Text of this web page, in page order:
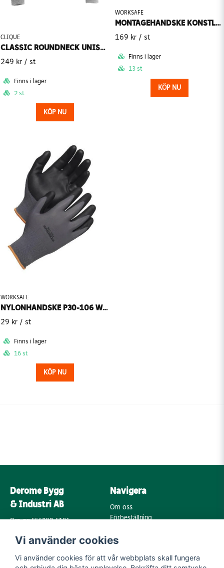
CLIQUE
CLASSIC ROUNDNECK UNISEX CLIQUE
249 kr / st
Finns i lager
2 st
KÖP NU
WORKSAFE
MONTAGEHANDSKE KONSTLÄDER M28 WORKSAFE
169 kr / st
Finns i lager
13 st
KÖP NU
WORKSAFE
NYLONHANDSKE P30-106 WORKSAFE
29 kr / st
Finns i lager
16 st
KÖP NU
Derome Bygg
& Industri AB
Org. nr: 556202-5196
43248 Varberg
Kontakta oss
Navigera
Om oss
Förbeställning
Köpvillkor
Integritetspolicy
Vi använder cookies
Vi använder cookies för att vår webbplats skall fungera